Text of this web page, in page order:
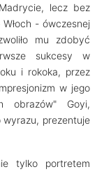
lecz bez
- ówczesnej
mu zdobyć
sukcesy w
i rokoka, przez
w jego
obrazów" Goyi,
prezentuje
tylko portretem